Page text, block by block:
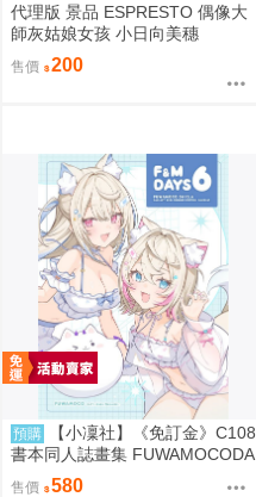
代理版 景品 ESPRESTO 偶像大
師灰姑娘女孩 小日向美穗
售價 200
預購
【小凜社】《免訂金》C108
書本同人誌畫集 FUWAMOCODA
YS6 イコモチ hololive
售價 580